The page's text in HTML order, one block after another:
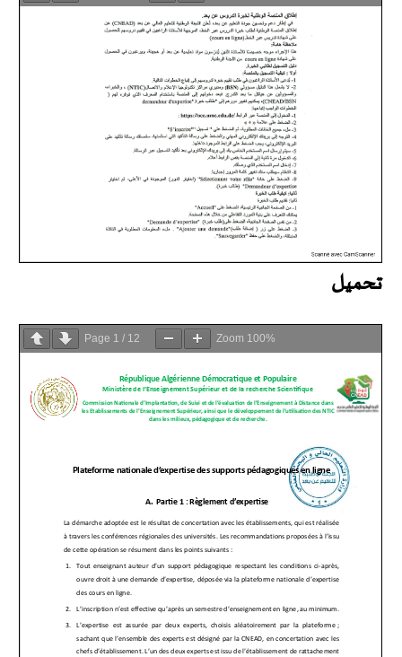
تحميل
Page 1 / 12 Zoom 100%